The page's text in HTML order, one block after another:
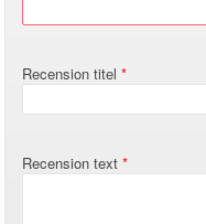
Recension titel
Recension text